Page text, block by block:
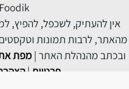
Foodik
אין להעתיק, לשכפל, להפיץ,
מהאתר, לרבות תמונות
ובכתב מהנהלת האתר | מפת
פרטיות |